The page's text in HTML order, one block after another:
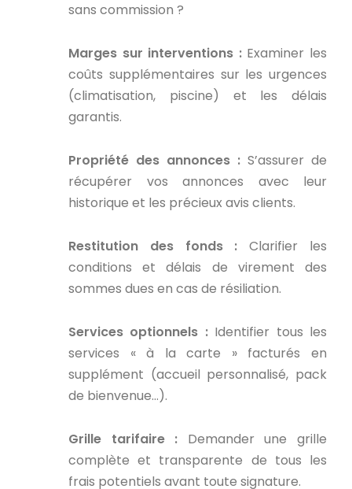
sans commission ?
Marges sur interventions :Examiner les
coûts supplémentaires sur les urgences
(climatisation, piscine) et les délais
garantis.
Propriété des annonces : S’assurer de
récupérer vos annonces avec leur
historique et les précieux avis clients.
Restitution des fonds : Clarifier les
conditions et délais de virement des
sommes dues en cas de résiliation.
Services optionnels :Identifier tous les
services « à la carte » facturés en
supplément (accueil personnalisé, pack
de bienvenue…).
Grille tarifaire : Demander une grille
complète et transparente de tous les
frais potentiels avant toute signature.